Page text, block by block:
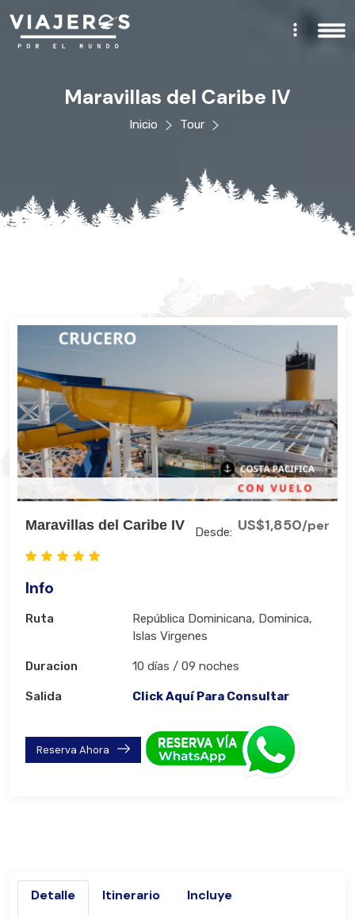
Maravillas del Caribe IV
Inicio Tour
Maravillas del Caribe IV Desde: US$1,850/per
Info
Ruta
República Dominicana, Dominica,
Islas Virgenes
Duracion 10 días / 09 noches
Salida Click Aquí Para Consultar
Reserva Ahora
Detalle Itinerario Incluye